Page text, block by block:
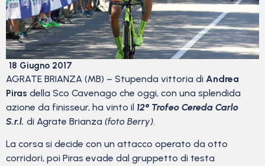
18 Giugno 2017
AGRATE BRIANZA (MB) – Stupenda vittoria di Andrea
Piras della Sco Cavenago che oggi, con una splendida
azione da finisseur, ha vinto il 12° Trofeo Cereda Carlo
S.r.l. di Agrate Brianza (foto Berry).
La corsa si decide con un attacco operato da otto
corridori, poi Piras evade dal gruppetto di testa